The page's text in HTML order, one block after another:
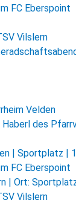
FC Eberspoint
Vilslern
Velden
des
| Sportplatz |
FC Eberspoint
| Ort:
Vilslern